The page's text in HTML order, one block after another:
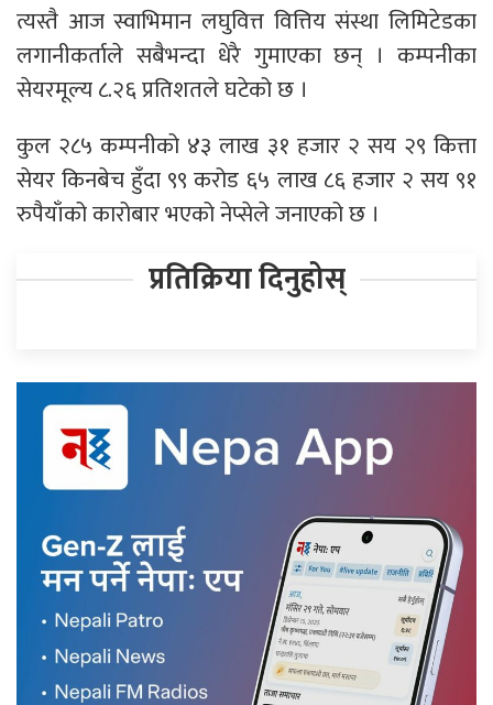
त्यस्तै आज स्वाभिमान लघुवित्त वित्तिय संस्था लिमिटेडका
लगानीकर्ताले सबैभन्दा धेरै गुमाएका छन् । कम्पनीका
सेयरमूल्य ८.२६ प्रतिशतले घटेको छ ।
कुल २८५ कम्पनीको ४३ लाख ३१ हजार २ सय २९ कित्ता
सेयर किनबेच हुँदा ९९ करोड ६५ लाख ८६ हजार २ सय ९१
रुपैयाँको कारोबार भएको नेप्सेले जनाएको छ ।
प्रतिक्रिया दिनुहोस्